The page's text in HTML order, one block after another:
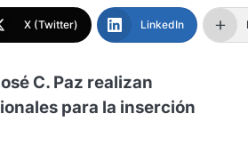
X (Twitter) LinkedIn
C. Paz realizan
para la inserción